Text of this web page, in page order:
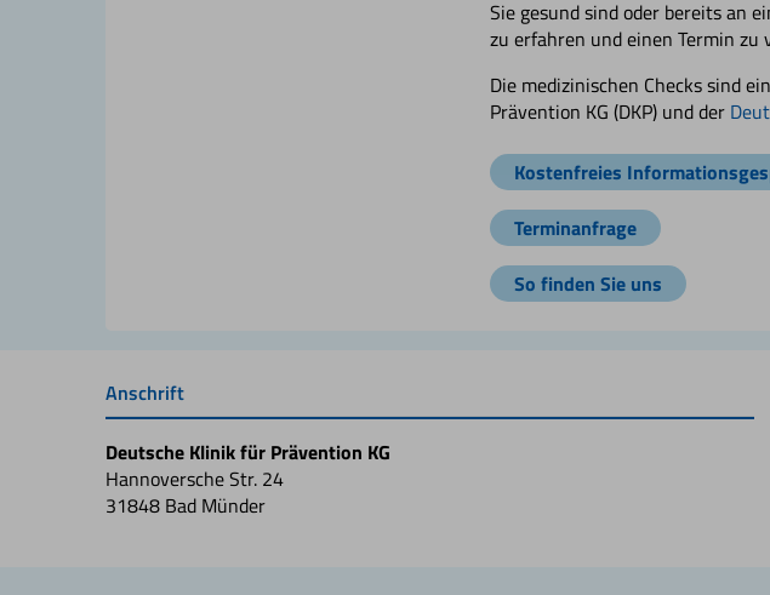
Sie gesund sind oder bereits an
zu erfahren und einen Termin zu
Die medizinischen Checks sind
Prävention KG (DKP) und der
Kostenfreies
Terminanfrage
So finden Sie uns
Anschrift
Deutsche Klinik für Prävention KG
Hannoversche Str. 24
31848 Bad Münder